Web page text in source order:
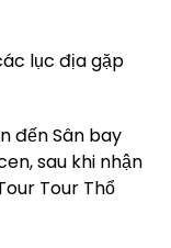
lục địa gặp
đến Sân bay
sau khi nhận
Tour Thổ